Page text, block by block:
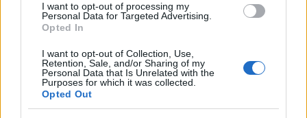
consent section.
I want to opt-out of processing my
Personal Data for Targeted Advertising.
Opted In
I want to opt-out of Collection, Use,
Retention, Sale, and/or Sharing of my
Personal Data that Is Unrelated with the
Purposes for which it was collected.
Opted Out